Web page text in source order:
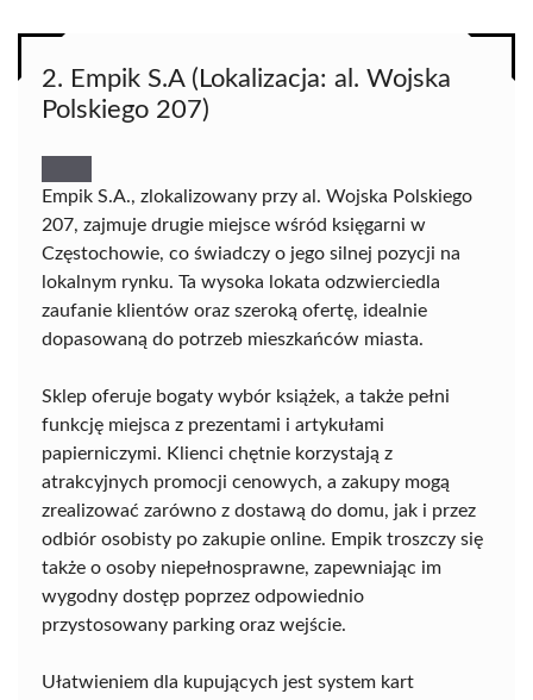
2. Empik S.A (Lokalizacja: al. Wojska
Polskiego 207)
Empik S.A., zlokalizowany przy al. Wojska Polskiego
207, zajmuje drugie miejsce wśród księgarni w
Częstochowie, co świadczy o jego silnej pozycji na
lokalnym rynku. Ta wysoka lokata odzwierciedla
zaufanie klientów oraz szeroką ofertę, idealnie
dopasowaną do potrzeb mieszkańców miasta.
Sklep oferuje bogaty wybór książek, a także pełni
funkcję miejsca z prezentami i artykułami
papierniczymi. Klienci chętnie korzystają z
atrakcyjnych promocji cenowych, a zakupy mogą
zrealizować zarówno z dostawą do domu, jak i przez
odbiór osobisty po zakupie online. Empik troszczy się
także o osoby niepełnosprawne, zapewniając im
wygodny dostęp poprzez odpowiednio
przystosowany parking oraz wejście.
Ułatwieniem dla kupujących jest system kart